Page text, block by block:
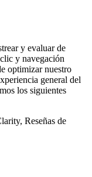
y evaluar de
y navegación
optimizar nuestro
general del
los siguientes
Reseñas de